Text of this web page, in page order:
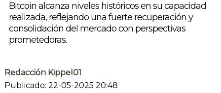
Bitcoin alcanza niveles históricos en su capacidad
realizada, reflejando una fuerte recuperación y
consolidación del mercado con perspectivas
prometedoras.
Redacción Kippel01
Publicado: 22-05-2025 20:48